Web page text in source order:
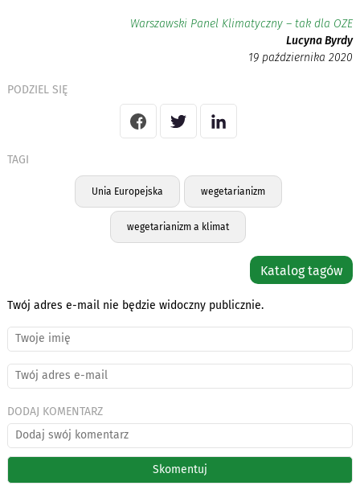
Warszawski Panel Klimatyczny – tak dla OZE
Lucyna Byrdy
19 października 2020
PODZIEL SIĘ
TAGI
Unia Europejska wegetarianizm
wegetarianizm a klimat
Katalog tagów
Twój adres e-mail nie będzie widoczny publicznie.
DODAJ KOMENTARZ